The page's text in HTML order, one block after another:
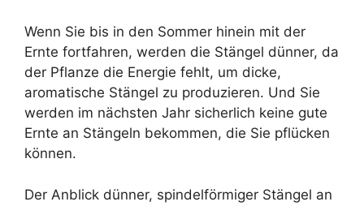
Wenn Sie bis in den Sommer hinein mit der
Ernte fortfahren, werden die Stängel dünner, da
der Pflanze die Energie fehlt, um dicke,
aromatische Stängel zu produzieren. Und Sie
werden im nächsten Jahr sicherlich keine gute
Ernte an Stängeln bekommen, die Sie pflücken
können.
Der Anblick dünner, spindelförmiger Stängel an